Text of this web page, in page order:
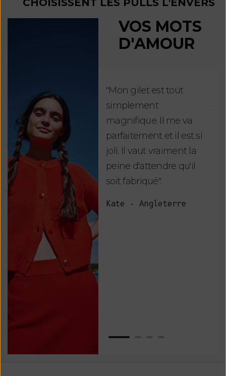
VOS MOTS
D'AMOUR
"Mon gilet est tout
simplement
magnifique. Il me va
parfaitement et il est si
joli. Il vaut vraiment la
peine d'attendre qu'il
soit fabriqué".
Kate - Angleterre